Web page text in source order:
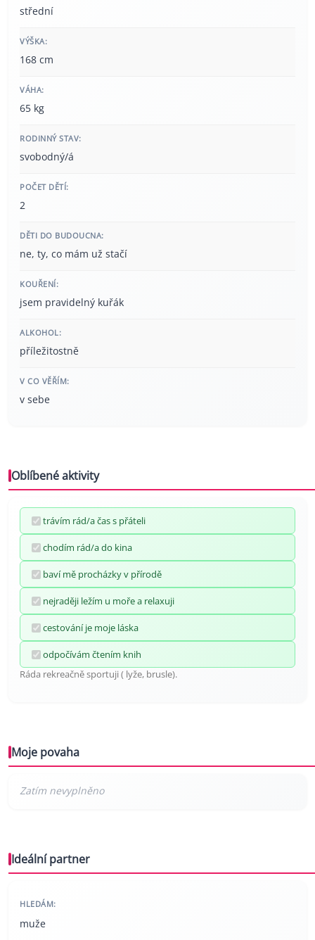
střední
VÝŠKA:
168 cm
VÁHA:
65 kg
RODINNÝ STAV:
svobodný/á
POČET DĚTÍ:
2
DĚTI DO BUDOUCNA:
ne, ty, co mám už stačí
KOUŘENÍ:
jsem pravidelný kuřák
ALKOHOL:
příležitostně
V CO VĚŘÍM:
v sebe
Oblíbené aktivity
trávím rád/a čas s přáteli
chodím rád/a do kina
baví mě procházky v přírodě
nejraději ležím u moře a relaxuji
cestování je moje láska
odpočívám čtením knih
Ráda rekreačně sportuji ( lyže, brusle).
Moje povaha
Ideální partner
HLEDÁM:
muže